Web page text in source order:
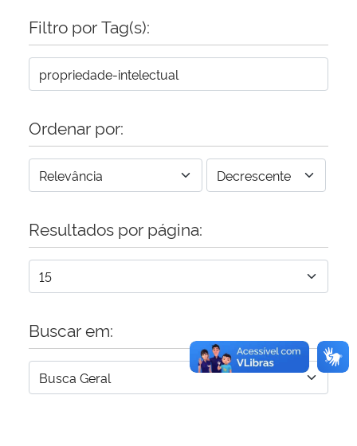
Ministério da Mulher, da Família e dos Direitos Humanos
Secretaria-Geral
Gabinete de Segurança Institucional
Banco Central do Brasil
Planalto
Filtro por Tag(s):
Ordenar por:
Resultados por página:
Buscar em: